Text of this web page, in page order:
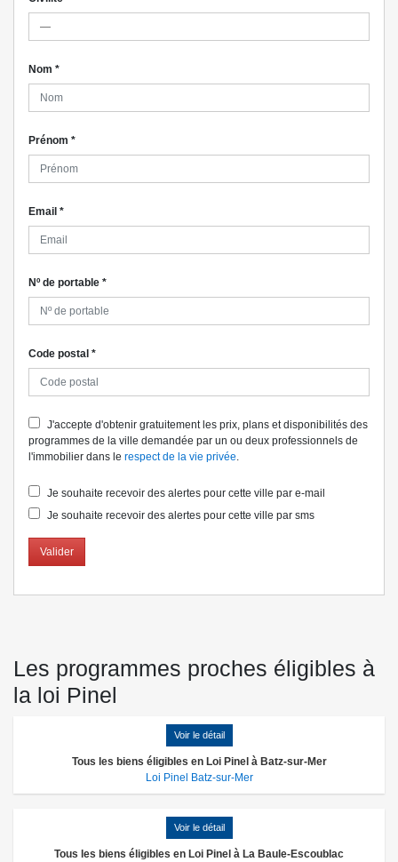
Nom *
Prénom *
Email *
Nº de portable *
Code postal *
J'accepte d'obtenir gratuitement les prix, plans et disponibilités des
programmes de la ville demandée par un ou deux professionnels de
l'immobilier dans le respect de la vie privée.
Je souhaite recevoir des alertes pour cette ville par e-mail
Je souhaite recevoir des alertes pour cette ville par sms
Valider
Les programmes proches éligibles à
la loi Pinel
Voir le détail
Tous les biens éligibles en Loi Pinel à Batz-sur-Mer
Loi Pinel Batz-sur-Mer
Voir le détail
Tous les biens éligibles en Loi Pinel à La Baule-Escoublac